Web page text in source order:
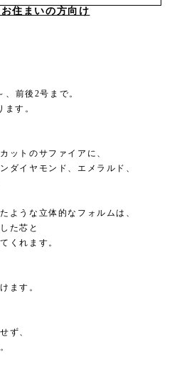
住まいの方向け
前後2号まで。
す。
ットのサファイアに、
ダイヤモンド、エメラルド、
ような立体的なフォルムは、
た芯と
くれます。
ます。
ず、